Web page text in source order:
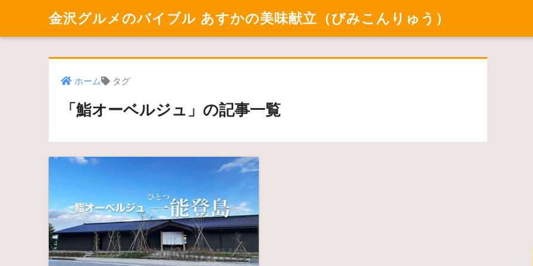
金沢グルメのバイブル あすかの美味献立（びみこんりゅう）
ホーム タグ
「鮨オーベルジュ」の記事一覧